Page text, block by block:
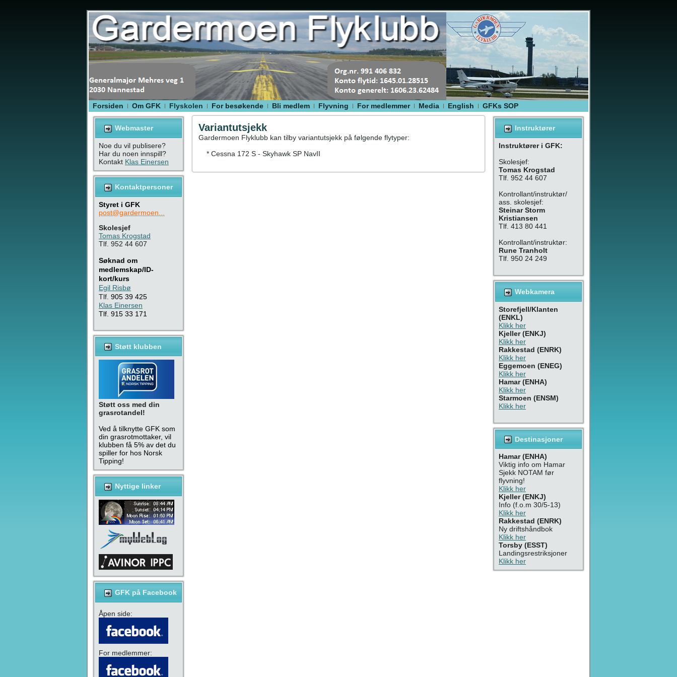
Forsiden Om GFK Flyskolen For besøkende Bli medlem Flyvning For medlemmer Media English GFKs SOP
Webmaster
Noe du vil publisere?
Har du noen innspill?
Kontakt Klas Einersen
Kontaktpersoner
Styret i GFK
post@gardermoen...
Skolesjef
Tomas Krogstad
Tlf. 952 44 607
Søknad om
medlemskap/ID-
kort/kurs
Egil Risbø
Tlf. 905 39 425
Klas Einersen
Tlf. 915 33 171
Støtt klubben
Støtt oss med din
grasrotandel!
Ved å tilknytte GFK som
din grasrotmottaker, vil
klubben få 5% av det du
spiller for hos Norsk
Tipping!
Nyttige linker
GFK på Facebook
Åpen side:
For medlemmer:
Variantutsjekk
Gardermoen Flyklubb kan tilby variantutsjekk på følgende flytyper:
* Cessna 172 S - Skyhawk SP NavII
Instruktører
Instruktører i GFK:
Skolesjef:
Tomas Krogstad
Tlf. 952 44 607
Kontrollant/instruktør/
ass. skolesjef:
Steinar Storm
Kristiansen
Tlf. 413 80 441
Kontrollant/instruktør:
Rune Tranholt
Tlf. 950 24 249
Webkamera
Storefjell/Klanten
(ENKL)
Klikk her
Kjeller (ENKJ)
Klikk her
Rakkestad (ENRK)
Klikk her
Eggemoen (ENEG)
Klikk her
Hamar (ENHA)
Klikk her
Starmoen (ENSM)
Klikk her
Destinasjoner
Hamar (ENHA)
Viktig info om Hamar
Sjekk NOTAM før
flyvning!
Klikk her
Kjeller (ENKJ)
Info (f.o.m 30/5-13)
Klikk her
Rakkestad (ENRK)
Ny driftshåndbok
Klikk her
Torsby (ESST)
Landingsrestriksjoner
Klikk her